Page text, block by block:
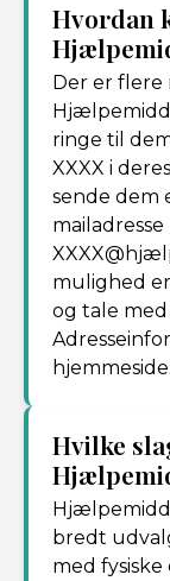
Hvordan
Der er flere
ringe til
XXXX i
sende dem
mailadresse
mulighed er
og tale
hjemmeside.
Hvilke
bredt
med